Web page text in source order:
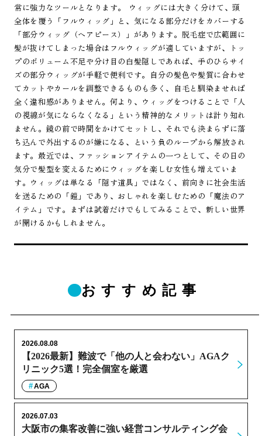
常に強力なツールとなります。 ウィッグには大きく分けて、頭
全体を覆う「フルウィッグ」と、気になる部分だけをカバーする
「部分ウィッグ（ヘアピース）」があります。脱毛症で広範囲に
髪が抜けてしまった場合はフルウィッグが適していますが、トッ
プのボリューム不足や分け目の白髪隠しであれば、手のひらサイ
ズの部分ウィッグが手軽で便利です。自分の髪色や髪質に合わせ
てカットやカールを調整できるものも多く、自毛と馴染ませれば
全く違和感がありません。何より、ウィッグをつけることで「人
の視線が気にならなくなる」という精神的なメリットは計り知れ
ません。鏡の前で時間をかけてセットし、それでも決まらずに落
ち込んで外出するのが嫌になる、という負のループから解放され
ます。最近では、ファッションアイテムの一つとして、その日の
気分で髪型を変えるためにウィッグを楽しむ女性も増えていま
す。ウィッグは単なる「隠す道具」ではなく、前向きに社会生活
を送るための「鎧」であり、おしゃれを楽しむための「魔法のア
イテム」です。まずは試着だけでもしてみることで、新しい世界
が開けるかもしれません。
おすすめ記事
【2026最新】難波で「他の人と会わない」AGAク
リニック5選！完全個室を厳選
2026.08.08
AGA
大阪市の集客改善に強い経営コンサルティング会
2026.07.03